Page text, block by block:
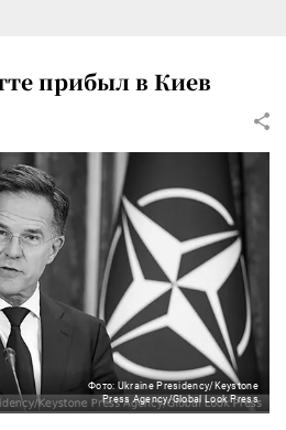
прибыл в Киев
Фото: Ukraine Presidency/Keystone
Press Agency/Global Look Press